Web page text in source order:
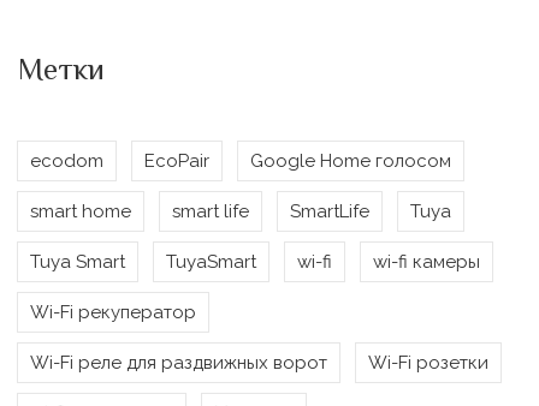
Метки
ecodom EcoPair Google Home голосом
smart home smart life SmartLife Tuya
Tuya Smart TuyaSmart wi-fi wi-fi камеры
Wi-Fi рекуператор
Wi-Fi реле для раздвижных ворот Wi-Fi розетки